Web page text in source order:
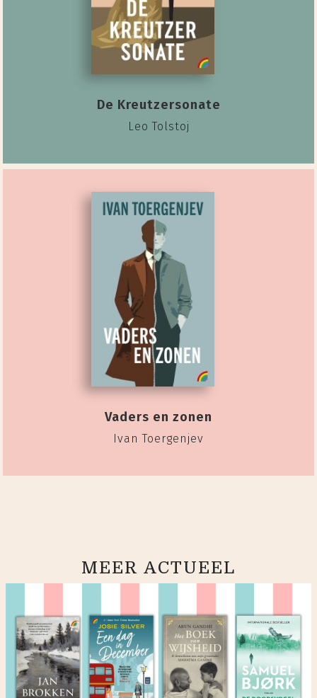
De Kreutzersonate
Leo Tolstoj
Vaders en zonen
Ivan Toergenjev
MEER ACTUEEL